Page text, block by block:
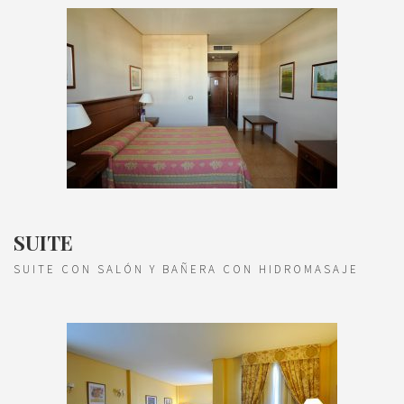
SUITE
SUITE CON SALÓN Y BAÑERA CON HIDROMASAJE